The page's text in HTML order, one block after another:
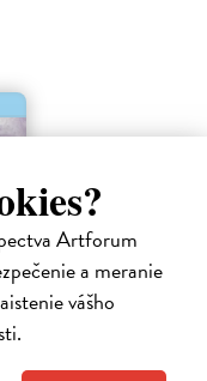
Artforum
a meranie
vášho